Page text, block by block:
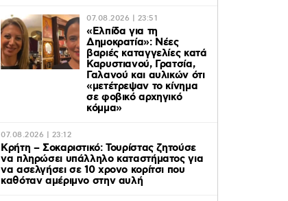
07.08.2026 | 23:51
«Ελπίδα για τη
Δημοκρατία»: Νέες
βαριές καταγγελίες κατά
Καρυστιανού, Γρατσία,
Γαλανού και αυλικών ότι
«μετέτρεψαν το κίνημα
σε φοβικό αρχηγικό
κόμμα»
07.08.2026 | 23:12
Κρήτη – Σοκαριστικό: Τουρίστας ζητούσε
να πληρώσει υπάλληλο καταστήματος για
να ασελγήσει σε 10 χρονο κορίτσι που
καθόταν αμέριμνο στην αυλή